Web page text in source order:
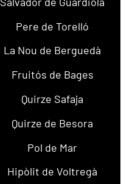
Pere de Torelló
La Nou de Berguedà
Fruitós de Bages
Quirze Safaja
Quirze de Besora
Pol de Mar
Hipòlit de Voltregà